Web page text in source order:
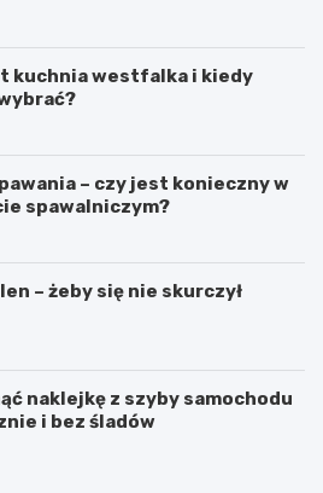
kuchnia westfalka i kiedy
– czy jest konieczny w
spawalniczym?
– żeby się nie skurczył
naklejkę z szyby samochodu
i bez śladów